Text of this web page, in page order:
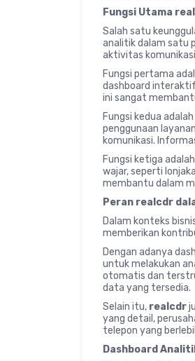
Fungsi Utama
Salah satu
analitik dalam satu
aktivitas
Fungsi pertama
dashboard
ini sangat
Fungsi kedua
penggunaan
komunikasi.
Fungsi ketiga
wajar, seperti
membantu dalam
Peran realcdr
Dalam konteks
memberikan
Dengan adanya
untuk melakukan
otomatis dan
data yang tersedia.
Selain itu, realcdr
yang detail,
telepon yang
Dashboard